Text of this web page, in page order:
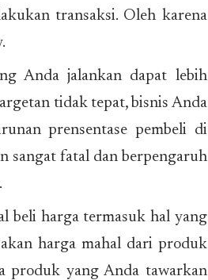
transaksi. Oleh karena
Anda jalankan dapat lebih
tidak tepat, bisnis Anda
prensentase pembeli di
sangat fatal dan berpengaruh
beli harga termasuk hal yang
harga mahal dari produk
produk yang Anda tawarkan